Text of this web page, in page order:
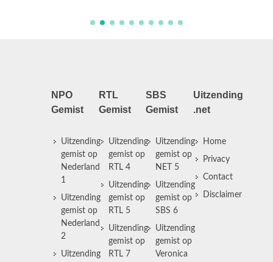
NPO
Gemist
Uitzending
gemist op
Nederland
1
Uitzending
gemist op
Nederland
2
Uitzending
RTL
Gemist
Uitzending
gemist op
RTL 4
Uitzending
gemist op
RTL 5
Uitzending
gemist op
RTL 7
SBS
Gemist
Uitzending
gemist op
NET 5
Uitzending
gemist op
SBS 6
Uitzending
gemist op
Veronica
Uitzending
.net
Home
Privacy
Contact
Disclaimer